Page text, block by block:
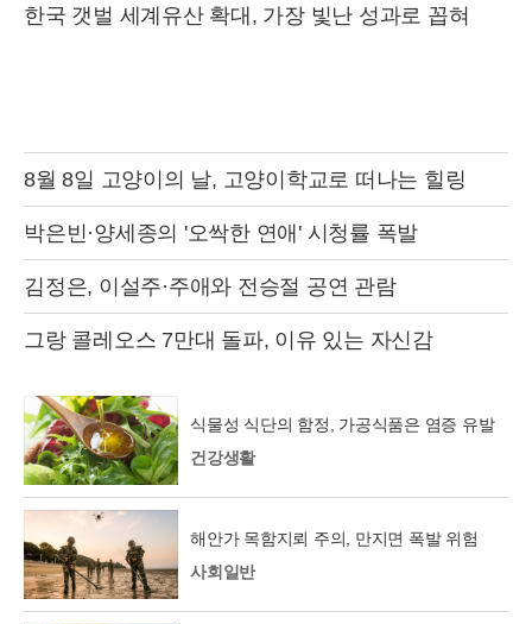
한국 갯벌 세계유산 확대, 가장 빛난 성과로 꼽혀
8월 8일 고양이의 날, 고양이학교로 떠나는 힐링
박은빈·양세종의 '오싹한 연애' 시청률 폭발
김정은, 이설주·주애와 전승절 공연 관람
그랑 콜레오스 7만대 돌파, 이유 있는 자신감
식물성 식단의 함정, 가공식품은 염증 유발
건강생활
해안가 목함지뢰 주의, 만지면 폭발 위험
사회일반